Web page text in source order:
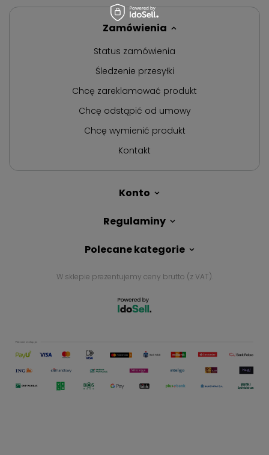
Zamówienia
Status zamówienia
Śledzenie przesyłki
Chcę zareklamować produkt
Chcę odstąpić od umowy
Chcę wymienić produkt
Kontakt
Konto
Regulaminy
Polecane kategorie
W sklepie prezentujemy ceny brutto (z VAT).